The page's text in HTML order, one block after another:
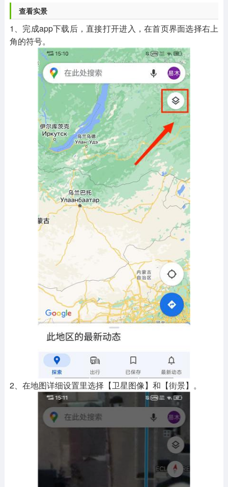
查看实景
1、完成app下载后，直接打开进入，在首页界面选择右上
角的符号。
2、在地图详细设置里选择【卫星图像】和【街景】。